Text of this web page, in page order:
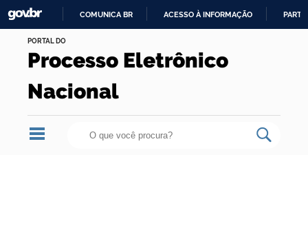
PARA
O
COMUNICA BR ACESSO À INFORMAÇÃO
Processo Eletrônico
Nacional
PORTAL DO